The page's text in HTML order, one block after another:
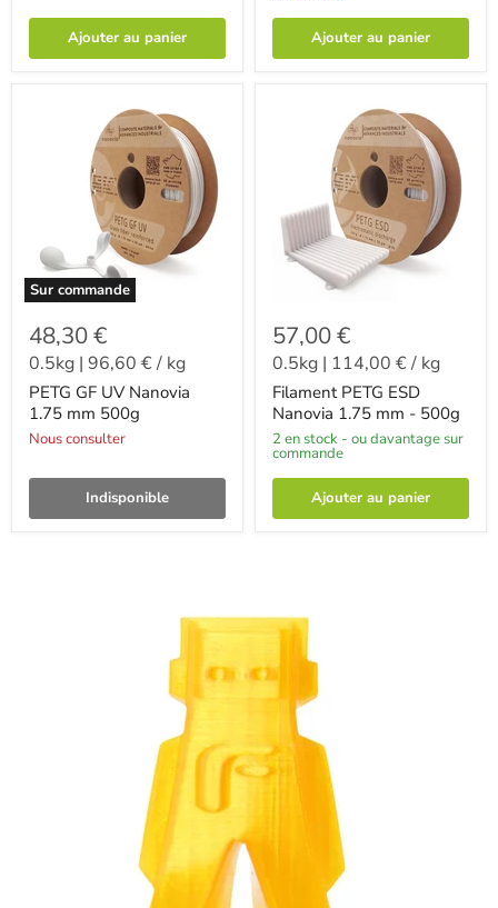
Ajouter au panier Ajouter au panier
Sur commande
48,30 €
0.5kg | 96,60 €/ kg
PETG GF UV Nanovia
1.75 mm 500g
Nous consulter
Indisponible
57,00 €
0.5kg | 114,00 €/ kg
Filament PETG ESD
Nanovia 1.75 mm - 500g
2 en stock - ou davantage sur
commande
Ajouter au panier